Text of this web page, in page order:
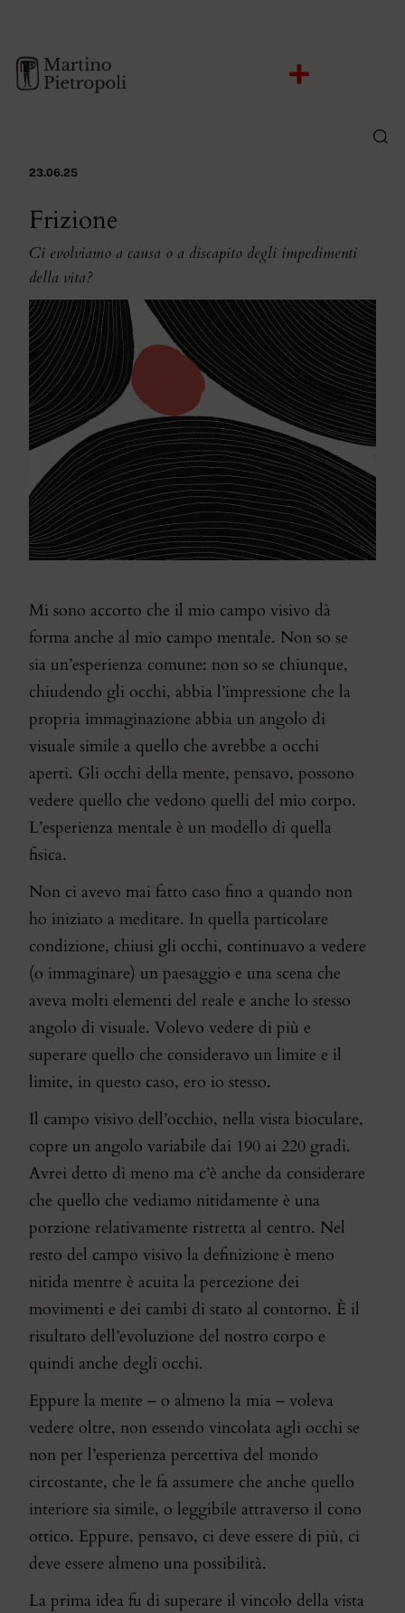
23.06.25
Frizione
Ci evolviamo a causa o a discapito degli impedimenti
della vita?
Mi sono accorto che il mio campo visivo dà
forma anche al mio campo mentale. Non so se
sia un’esperienza comune: non so se chiunque,
chiudendo gli occhi, abbia l’impressione che la
propria immaginazione abbia un angolo di
visuale simile a quello che avrebbe a occhi
aperti. Gli occhi della mente, pensavo, possono
vedere quello che vedono quelli del mio corpo.
L’esperienza mentale è un modello di quella
fisica.
Non ci avevo mai fatto caso fino a quando non
ho iniziato a meditare. In quella particolare
condizione, chiusi gli occhi, continuavo a vedere
(o immaginare) un paesaggio e una scena che
aveva molti elementi del reale e anche lo stesso
angolo di visuale. Volevo vedere di più e
superare quello che consideravo un limite e il
limite, in questo caso, ero io stesso.
Il campo visivo dell’occhio, nella vista bioculare,
copre un angolo variabile dai 190 ai 220 gradi.
Avrei detto di meno ma c’è anche da considerare
che quello che vediamo nitidamente è una
porzione relativamente ristretta al centro. Nel
resto del campo visivo la definizione è meno
nitida mentre è acuita la percezione dei
movimenti e dei cambi di stato al contorno. È il
risultato dell’evoluzione del nostro corpo e
quindi anche degli occhi.
Eppure la mente – o almeno la mia – voleva
vedere oltre, non essendo vincolata agli occhi se
non per l’esperienza percettiva del mondo
circostante, che le fa assumere che anche quello
interiore sia simile, o leggibile attraverso il cono
ottico. Eppure, pensavo, ci deve essere di più, ci
deve essere almeno una possibilità.
La prima idea fu di superare il vincolo della vista